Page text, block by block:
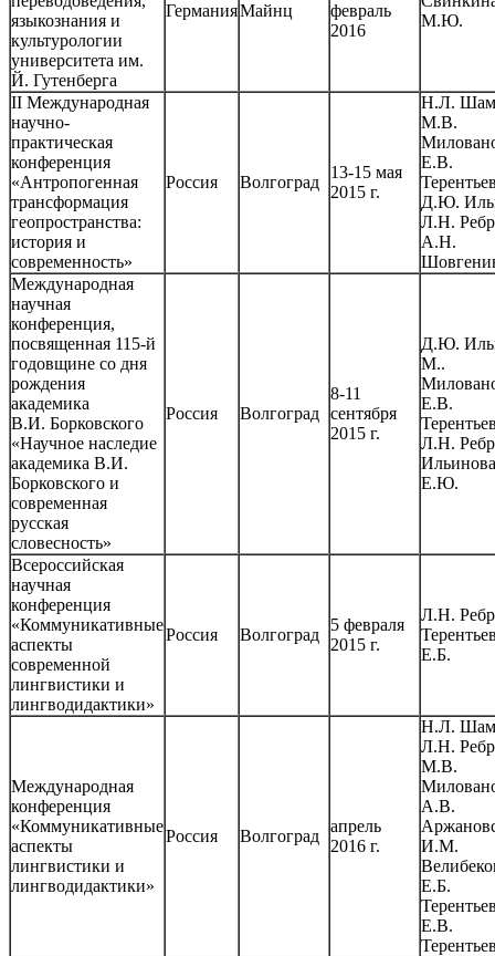
языкознания и
культурологии
университета им.
Й. Гутенберга
ГерманияМайнц
февраль
2016
М.Ю.
II Международная
научно-
практическая
конференция
«Антропогенная
трансформация
геопространства:
история и
современность»
Россия Волгоград
13-15 мая
2015 г.
Н.Л.
М.В.
Е.В.
Д.Ю.
Л.Н.
А.Н.
Международная
научная
конференция,
посвященная 115-й
годовщине со дня
рождения
академика
В.И. Борковского
«Научное наследие
академика В.И.
Борковского и
современная
русская
словесность»
Россия Волгоград
8-11
сентября
2015 г.
Д.Ю.
М..
Е.В.
Л.Н.
Ильинова
Е.Ю.
Всероссийская
научная
конференция
«Коммуникативные
аспекты
современной
лингвистики и
лингводидактики»
Россия Волгоград
5 февраля
2015 г.
Л.Н.
Е.Б.
Международная
конференция
«Коммуникативные
аспекты
лингвистики и
лингводидактики»
Россия Волгоград
апрель
2016 г.
Н.Л.
Л.Н.
М.В.
А.В.
И.М.
Е.Б.
Е.В.